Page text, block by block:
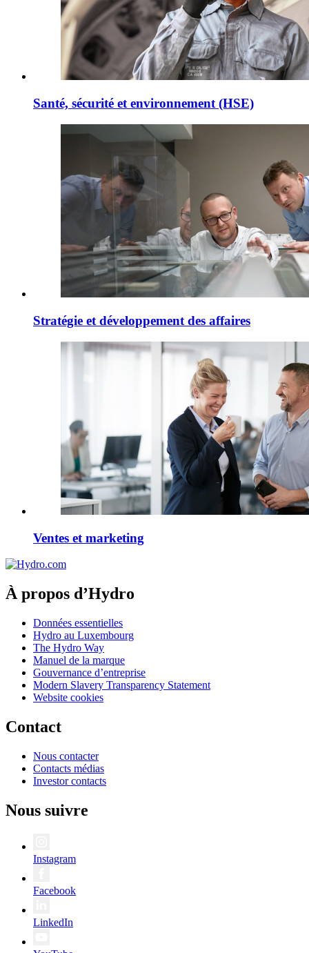
Santé, sécurité et environnement (HSE)
Stratégie et développement des affaires
Ventes et marketing
À propos d’Hydro
Données essentielles
Hydro au Luxembourg
The Hydro Way
Manuel de la marque
Gouvernance d’entreprise
Modern Slavery Transparency Statement
Website cookies
Contact
Nous contacter
Contacts médias
Investor contacts
Nous suivre
Instagram
Facebook
LinkedIn